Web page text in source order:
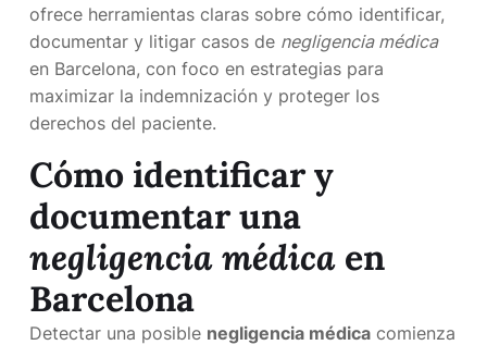
ofrece herramientas claras sobre cómo identificar,
documentar y litigar casos de negligencia médica
en Barcelona, con foco en estrategias para
maximizar la indemnización y proteger los
derechos del paciente.
Cómo identificar y
documentar una
negligencia médica en
Barcelona
Detectar una posible negligencia médica comienza